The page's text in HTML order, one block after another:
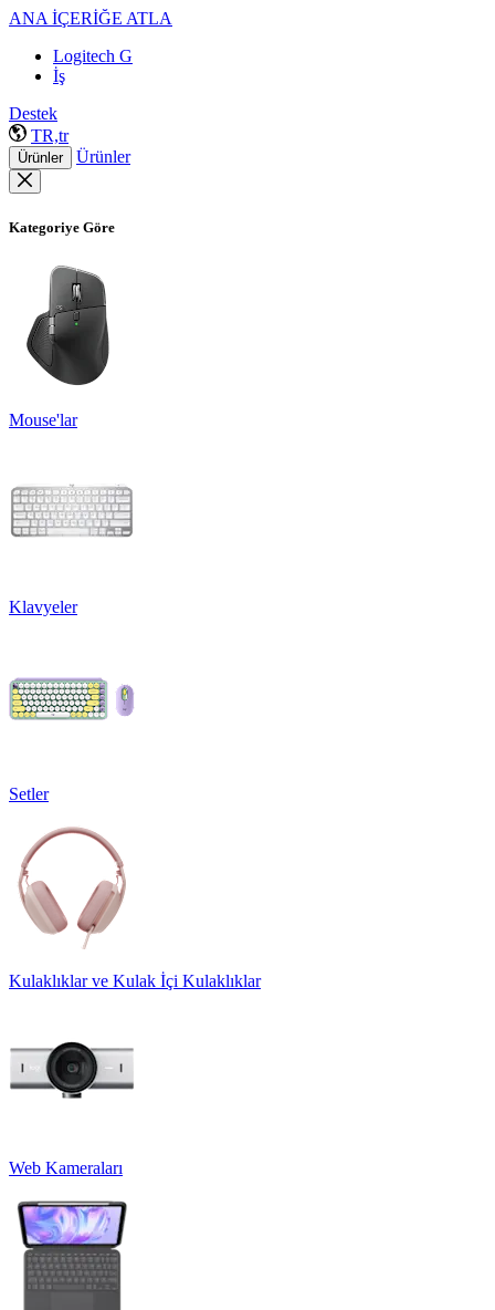
ANA İÇERİĞE ATLA
Logitech G
İş
Destek
TR,tr
Ürünler Ürünler
Kategoriye Göre
Mouse'lar
Klavyeler
Setler
Kulaklıklar ve Kulak İçi Kulaklıklar
Web Kameraları